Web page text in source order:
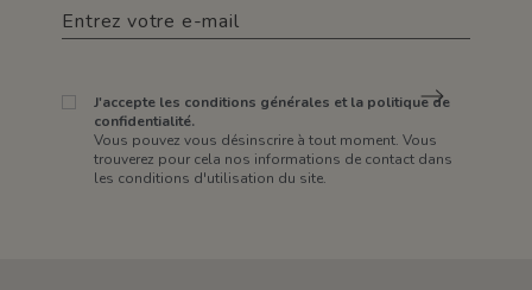
J'accepte les conditions générales et la politique de
confidentialité.
Vous pouvez vous désinscrire à tout moment. Vous
trouverez pour cela nos informations de contact dans
les conditions d'utilisation du site.